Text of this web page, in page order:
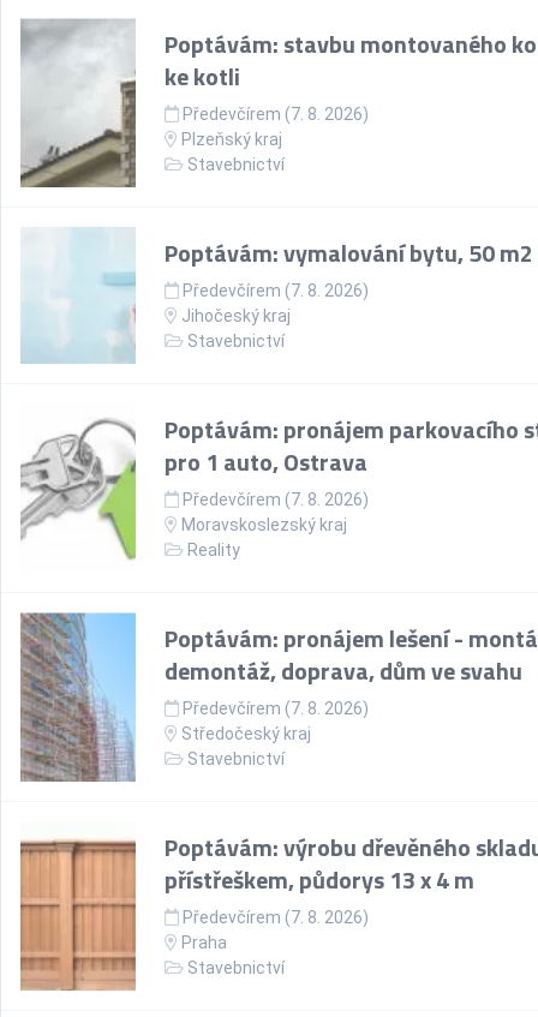
Poptávám: stavbu montovaného
ke kotli
Předevčírem (7. 8. 2026)
Plzeňský kraj
Stavebnictví
Poptávám: vymalování bytu, 50 m2
Předevčírem (7. 8. 2026)
Jihočeský kraj
Stavebnictví
Poptávám: pronájem parkovacího
pro 1 auto, Ostrava
Předevčírem (7. 8. 2026)
Moravskoslezský kraj
Reality
Poptávám: pronájem lešení -
demontáž, doprava, dům ve svahu
Předevčírem (7. 8. 2026)
Středočeský kraj
Stavebnictví
Poptávám: výrobu dřevěného
přístřeškem, půdorys 13 x 4 m
Předevčírem (7. 8. 2026)
Praha
Stavebnictví